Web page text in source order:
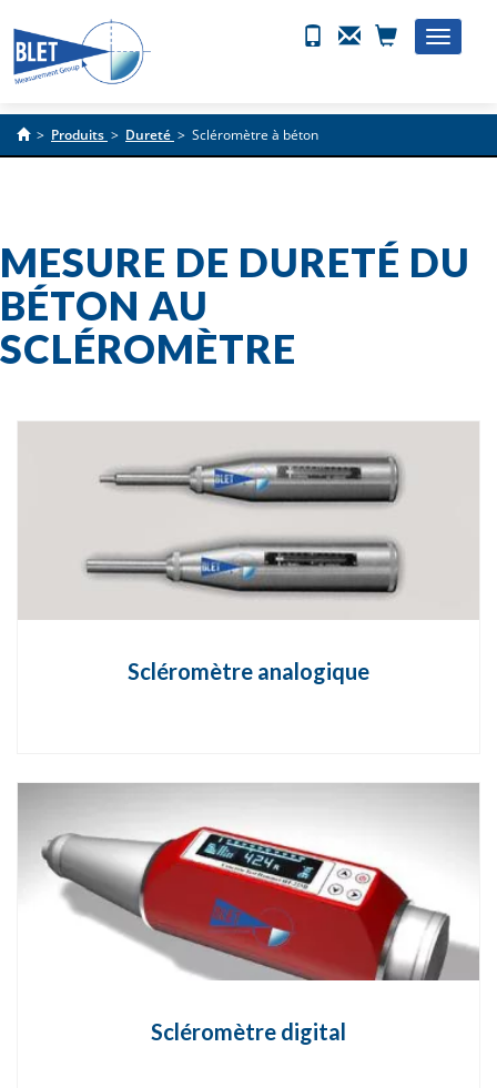
Toggle
> Produits > Dureté > Scléromètre à béton
MESURE DE DURETÉ DU
BÉTON AU
SCLÉROMÈTRE
Scléromètre analogique
Scléromètre digital